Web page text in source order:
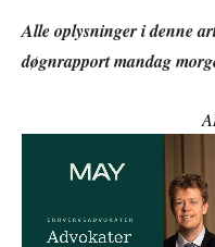
Alle oplysninger i denne
døgnrapport mandag